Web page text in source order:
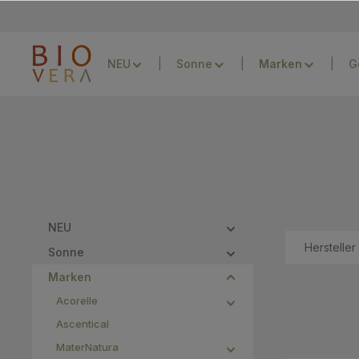
NEU Sonne
NEU
Sonne
Marken
Acorelle
Ascentical
MaterNatura
Hersteller